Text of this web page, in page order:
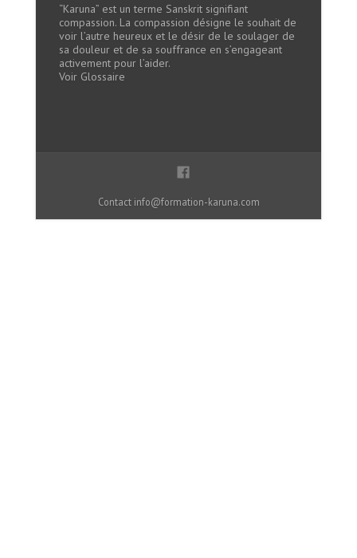
“Karuna” est un terme Sanskrit signifiant
compassion. La compassion désigne le souhait de
voir l’autre heureux et le désir de le soulager de
sa douleur et de sa souffrance en s’engageant
activement pour l’aider.
Voir Glossaire
Contact info@formation-karuna.com